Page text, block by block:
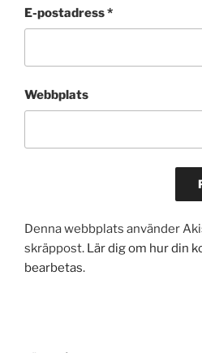
E-postadress*
Webbplats
Denna webbplats använder
skräppost. Lär dig om hur din
bearbetas.
Inläggsnavigering